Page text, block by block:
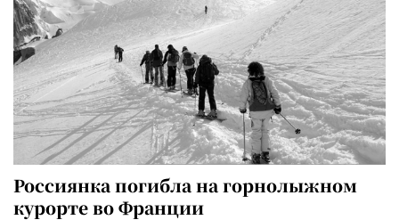
Россиянка погибла на горнолыжном
курорте во Франции